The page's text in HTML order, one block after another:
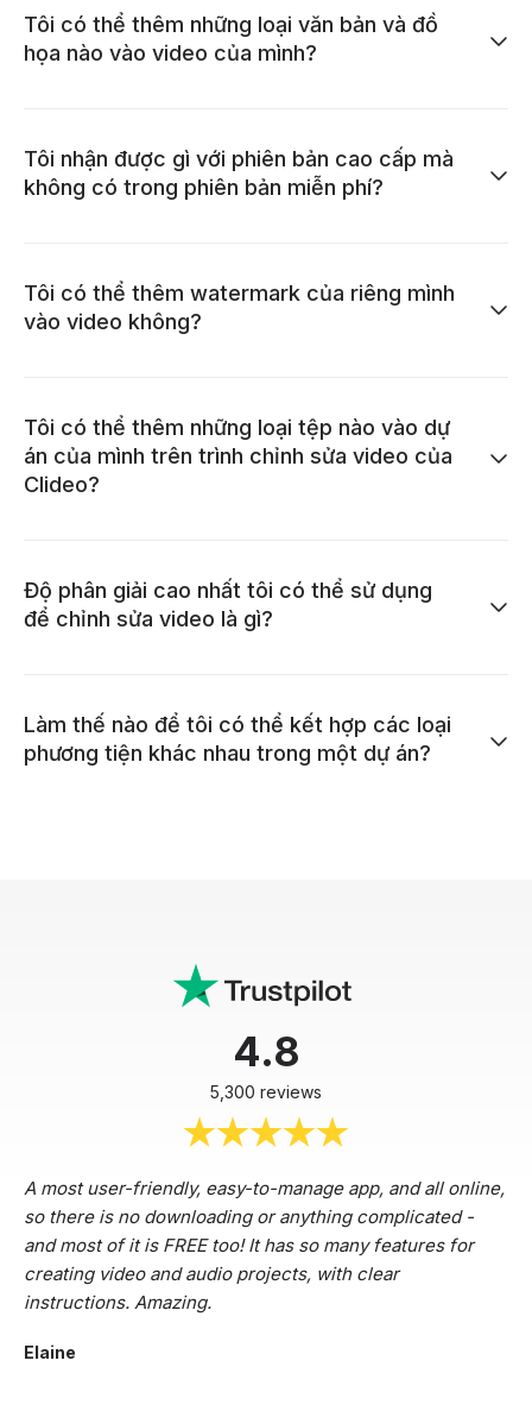
Tôi có thể thêm những loại văn bản và đồ
họa nào vào video của mình?
Tôi nhận được gì với phiên bản cao cấp mà
không có trong phiên bản miễn phí?
Tôi có thể thêm watermark của riêng mình
vào video không?
Tôi có thể thêm những loại tệp nào vào dự
án của mình trên trình chỉnh sửa video của
Clideo?
Độ phân giải cao nhất tôi có thể sử dụng
để chỉnh sửa video là gì?
Làm thế nào để tôi có thể kết hợp các loại
phương tiện khác nhau trong một dự án?
4.8
5,300 reviews
A most user-friendly, easy-to-manage app, and all online,
so there is no downloading or anything complicated -
and most of it is FREE too! It has so many features for
creating video and audio projects, with clear
instructions. Amazing.
Elaine